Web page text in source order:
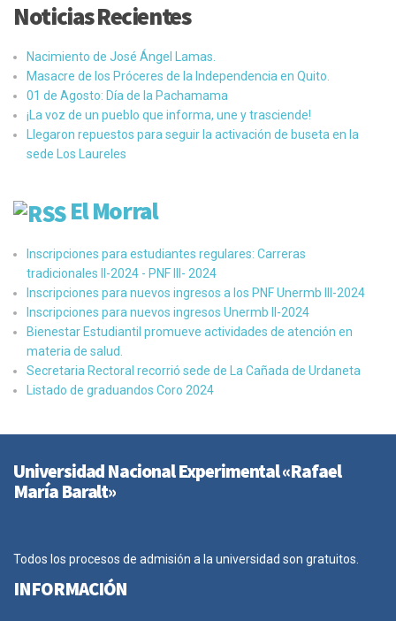
Noticias Recientes
Nacimiento de José Ángel Lamas.
Masacre de los Próceres de la Independencia en Quito.
01 de Agosto: Día de la Pachamama
¡La voz de un pueblo que informa, une y trasciende!
Llegaron repuestos para seguir la activación de buseta en la
sede Los Laureles
El Morral
Inscripciones para estudiantes regulares: Carreras
tradicionales II-2024 - PNF III- 2024
Inscripciones para nuevos ingresos a los PNF Unermb III-2024
Inscripciones para nuevos ingresos Unermb II-2024
Bienestar Estudiantil promueve actividades de atención en
materia de salud.
Secretaria Rectoral recorrió sede de La Cañada de Urdaneta
Listado de graduandos Coro 2024
Universidad Nacional Experimental «Rafael
María Baralt»
Todos los procesos de admisión a la universidad son gratuitos.
INFORMACIÓN